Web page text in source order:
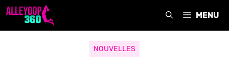
Aller
MENU
NOUVELLES